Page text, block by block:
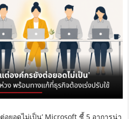
อยอดไม่เป็น’ Microsoft ชี้ 5 อาการน่า